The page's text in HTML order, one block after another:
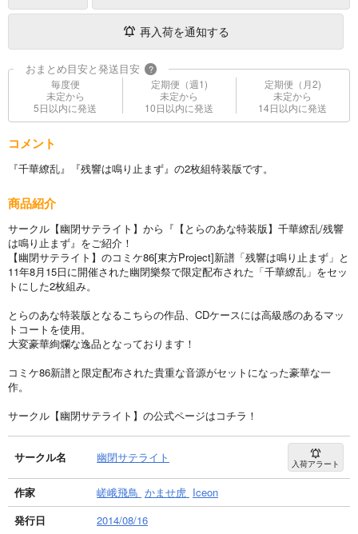
再入荷を通知する
おまとめ目安と発送目安 ?
毎度便
未定から
5日以内に発送
定期便（週1)
未定から
10日以内に発送
定期便（月2)
未定から
14日以内に発送
コメント
『千華繚乱』『残響は鳴り止まず』の2枚組特装版です。
商品紹介
サークル【幽閉サテライト】から『【とらのあな特装版】千華繚乱/残響
は鳴り止まず』をご紹介！
【幽閉サテライト】のコミケ86[東方Project]新譜「残響は鳴り止まず」と
11年8月15日に開催された幽閉樂祭で限定配布された「千華繚乱」をセッ
トにした2枚組み。
とらのあな特装版となるこちらの作品、CDケースには高級感のあるマッ
トコートを使用。
大変豪華絢爛な逸品となっております！
コミケ86新譜と限定配布された貴重な音源がセットになった豪華な一
作。
サークル【幽閉サテライト】の公式ページはコチラ！
サークル名 幽閉サテライト 入荷アラート
作家 嵯峨飛鳥 かませ虎 Iceon
発行日
2014/08/16